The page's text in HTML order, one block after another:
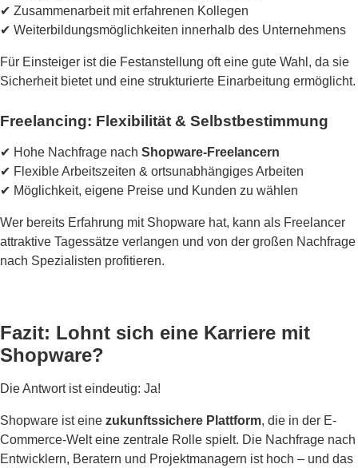
✔ Zusammenarbeit mit erfahrenen Kollegen
✔ Weiterbildungsmöglichkeiten innerhalb des Unternehmens
Für Einsteiger ist die Festanstellung oft eine gute Wahl, da sie
Sicherheit bietet und eine strukturierte Einarbeitung ermöglicht.
Freelancing: Flexibilität & Selbstbestimmung
✔ Hohe Nachfrage nach Shopware-Freelancern
✔ Flexible Arbeitszeiten & ortsunabhängiges Arbeiten
✔ Möglichkeit, eigene Preise und Kunden zu wählen
Wer bereits Erfahrung mit Shopware hat, kann als Freelancer
attraktive Tagessätze verlangen und von der großen Nachfrage
nach Spezialisten profitieren.
Fazit: Lohnt sich eine Karriere mit
Shopware?
Die Antwort ist eindeutig: Ja!
Shopware ist eine zukunftssichere Plattform, die in der E-
Commerce-Welt eine zentrale Rolle spielt. Die Nachfrage nach
Entwicklern, Beratern und Projektmanagern ist hoch – und das